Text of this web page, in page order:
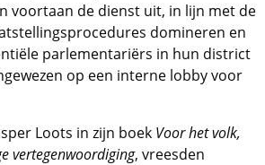
voortaan de dienst uit, in lijn met de
domineren en
parlementariërs in hun district
op een interne lobby voor
Loots in zijn boek Voor het volk,
vertegenwoordiging, vreesden